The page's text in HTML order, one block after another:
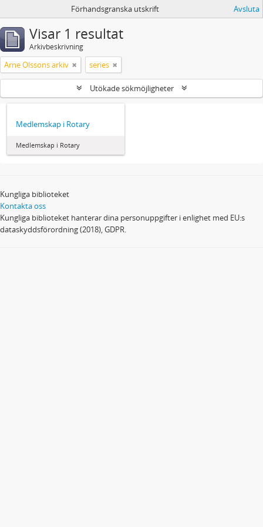
Förhandsgranska utskrift Avsluta
Visar 1 resultat
Arkivbeskrivning
Arne Olssons arkiv series
Utökade sökmöjligheter
Medlemskap i Rotary
Medlemskap i Rotary
Kungliga biblioteket
Kontakta oss
Kungliga biblioteket hanterar dina personuppgifter i enlighet med EU:s
dataskyddsförordning (2018), GDPR.